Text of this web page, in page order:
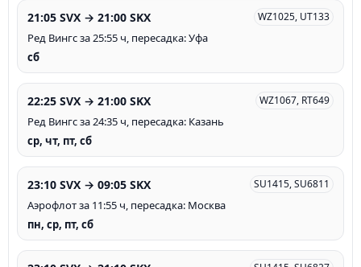
21:05 SVX → 21:00 SKX WZ1025, UT133
Ред Вингс за 25:55 ч, пересадка: Уфа
сб
22:25 SVX → 21:00 SKX WZ1067, RT649
Ред Вингс за 24:35 ч, пересадка: Казань
ср, чт, пт, сб
23:10 SVX → 09:05 SKX SU1415, SU6811
Аэрофлот за 11:55 ч, пересадка: Москва
пн, ср, пт, сб